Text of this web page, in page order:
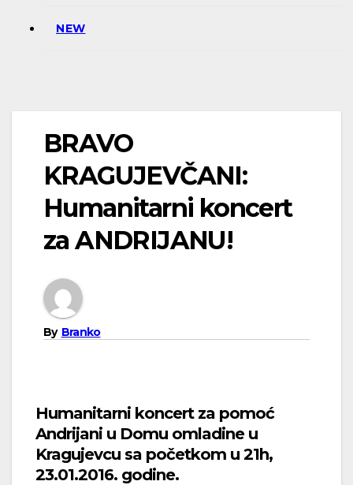
NEW
BRAVO
KRAGUJEVČANI:
Humanitarni koncert
za ANDRIJANU!
By Branko
Humanitarni koncert za pomoć
Andrijani u Domu omladine u
Kragujevcu sa početkom u 21h,
23.01.2016. godine.